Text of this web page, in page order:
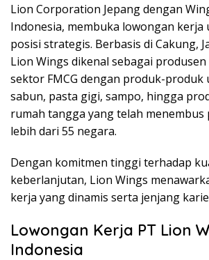
Lion Corporation Jepang dengan
Indonesia, membuka lowongan
posisi strategis. Berbasis di Cakung,
Lion Wings dikenal sebagai
sektor FMCG dengan produk-
sabun, pasta gigi, sampo, hingga
rumah tangga yang telah menembus
lebih dari 55 negara.
Dengan komitmen tinggi terhadap
keberlanjutan, Lion Wings
kerja yang dinamis serta jenjang
Lowongan Kerja PT Lion
Indonesia